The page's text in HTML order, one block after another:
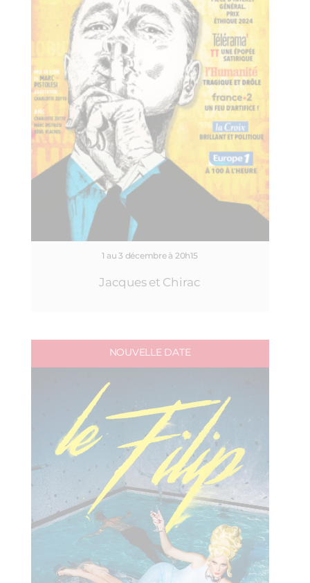
1 au 3 décembre à 20h15
Jacques et Chirac
NOUVELLE DATE